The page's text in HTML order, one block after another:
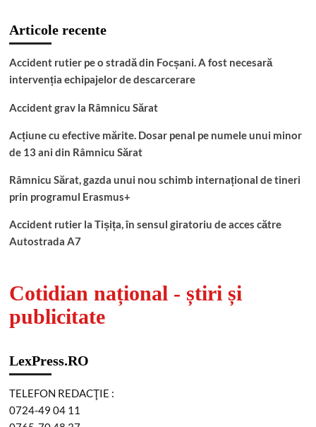
Articole recente
Accident rutier pe o stradă din Focșani. A fost necesară
intervenția echipajelor de descarcerare
Accident grav la Râmnicu Sărat
Acțiune cu efective mărite. Dosar penal pe numele unui minor
de 13 ani din Râmnicu Sărat
Râmnicu Sărat, gazda unui nou schimb internațional de tineri
prin programul Erasmus+
Accident rutier la Tișița, în sensul giratoriu de acces către
Autostrada A7
Cotidian național - știri și
publicitate
LexPress.RO
TELEFON REDACŢIE :
0724-49 04 11